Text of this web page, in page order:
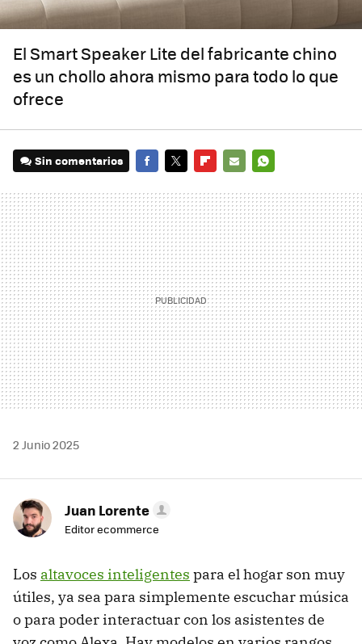
El Smart Speaker Lite del fabricante chino
es un chollo ahora mismo para todo lo que
ofrece
Sin comentarios
MAIL
2 Junio 2025
Juan Lorente
Editor ecommerce
Los altavoces inteligentes para el hogar son muy
útiles, ya sea para simplemente escuchar música
o para poder interactuar con los asistentes de